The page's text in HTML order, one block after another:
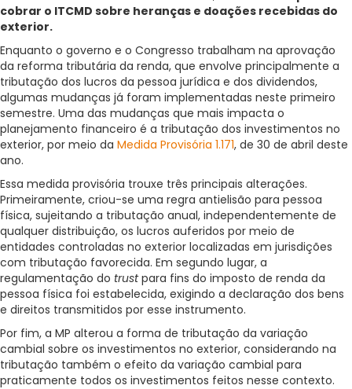
cobrar o ITCMD sobre heranças e doações recebidas do
exterior.
Enquanto o governo e o Congresso trabalham na aprovação
da reforma tributária da renda, que envolve principalmente a
tributação dos lucros da pessoa jurídica e dos dividendos,
algumas mudanças já foram implementadas neste primeiro
semestre. Uma das mudanças que mais impacta o
planejamento financeiro é a tributação dos investimentos no
exterior, por meio da Medida Provisória 1.171, de 30 de abril deste
ano.
Essa medida provisória trouxe três principais alterações.
Primeiramente, criou-se uma regra antielisão para pessoa
física, sujeitando a tributação anual, independentemente de
qualquer distribuição, os lucros auferidos por meio de
entidades controladas no exterior localizadas em jurisdições
com tributação favorecida. Em segundo lugar, a
regulamentação do trustpara fins do imposto de renda da
pessoa física foi estabelecida, exigindo a declaração dos bens
e direitos transmitidos por esse instrumento.
Por fim, a MP alterou a forma de tributação da variação
cambial sobre os investimentos no exterior, considerando na
tributação também o efeito da variação cambial para
praticamente todos os investimentos feitos nesse contexto.